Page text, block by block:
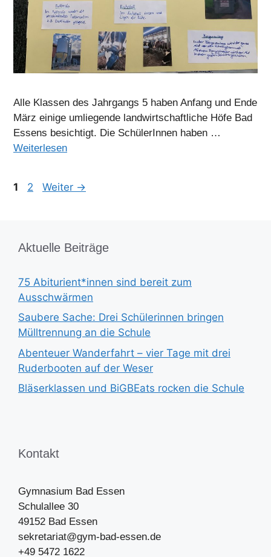
Alle Klassen des Jahrgangs 5 haben Anfang und Ende
März einige umliegende landwirtschaftliche Höfe Bad
Essens besichtigt. Die SchülerInnen haben …
Weiterlesen
Seite
1 Seite
2 Weiter →
Aktuelle Beiträge
75 Abiturient*innen sind bereit zum
Ausschwärmen
Saubere Sache: Drei Schülerinnen bringen
Mülltrennung an die Schule
Abenteuer Wanderfahrt – vier Tage mit drei
Ruderbooten auf der Weser
Bläserklassen und BiGBEats rocken die Schule
Kontakt
Gymnasium Bad Essen
Schulallee 30
49152 Bad Essen
sekretariat@gym-bad-essen.de
+49 5472 1622